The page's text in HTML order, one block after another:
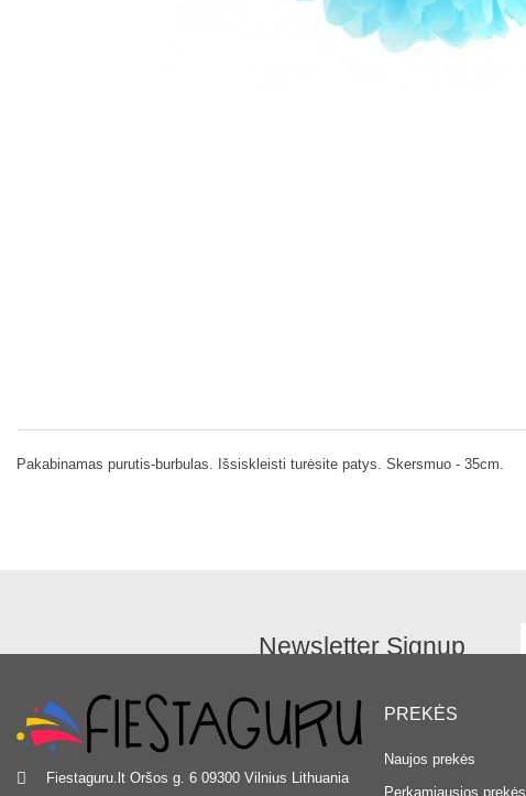
Pakabinamas purutis-burbulas. Išsiskleisti turėsite patys. Skersmuo - 35cm.
Newsletter Signup
Fiestaguru.lt Oršos g. 6 09300 Vilnius Lithuania
PREKĖS
Naujos prekės
Perkamiausios prekės